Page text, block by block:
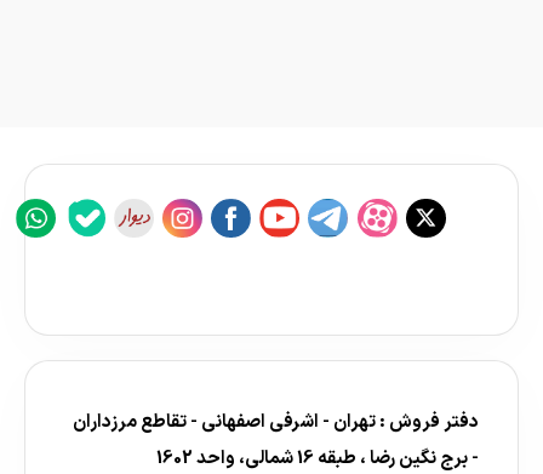
دفتر فروش : تهران - اشرفی اصفهانی - تقاطع مرزداران
- برج نگین رضا ، طبقه 16 شمالی، واحد 1602